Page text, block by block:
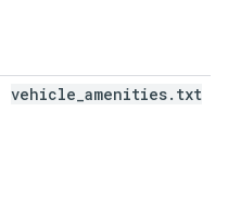
vehicle amenities. txt